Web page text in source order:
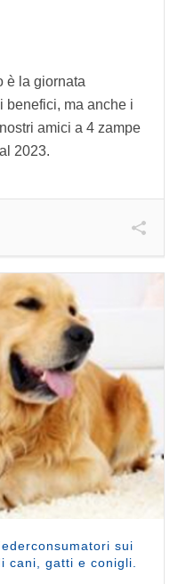
è la giornata
benefici, ma anche i
amici a 4 zampe
2023.
sui
cani, gatti e conigli.